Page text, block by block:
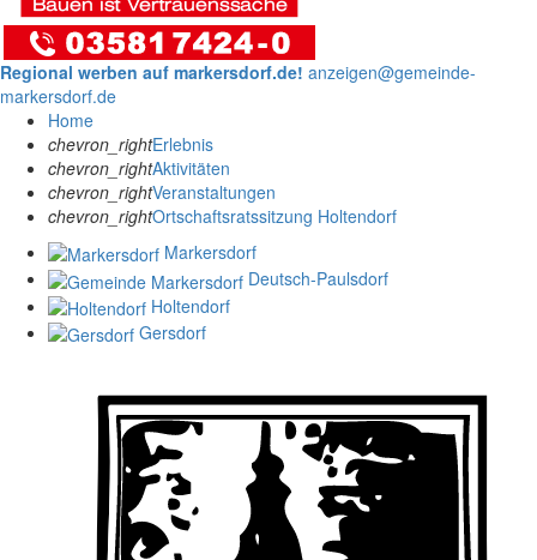
Regional werben auf markersdorf.de! anzeigen@gemeinde-
markersdorf.de
Home
chevron_rightErlebnis
chevron_rightAktivitäten
chevron_rightVeranstaltungen
chevron_rightOrtschaftsratssitzung Holtendorf
Markersdorf
Deutsch-Paulsdorf
Holtendorf
Gersdorf